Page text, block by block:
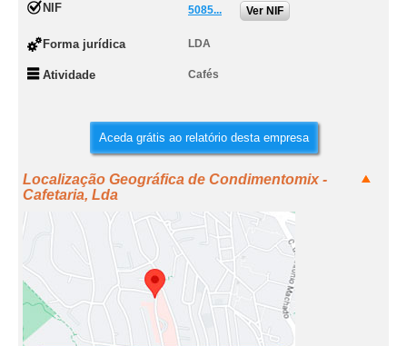
NIF 5085... Ver NIF
Forma jurídica LDA
Atividade Cafés
Aceda grátis ao relatório desta empresa
Localização Geográfica de Condimentomix -
Cafetaria, Lda